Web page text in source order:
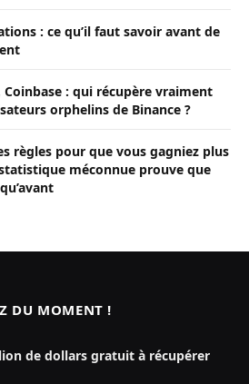
: ce qu’il faut savoir avant de
Coinbase : qui récupère vraiment
orphelins de Binance ?
règles pour que vous gagniez plus
méconnue prouve que
DU MOMENT !
de dollars gratuit à récupérer